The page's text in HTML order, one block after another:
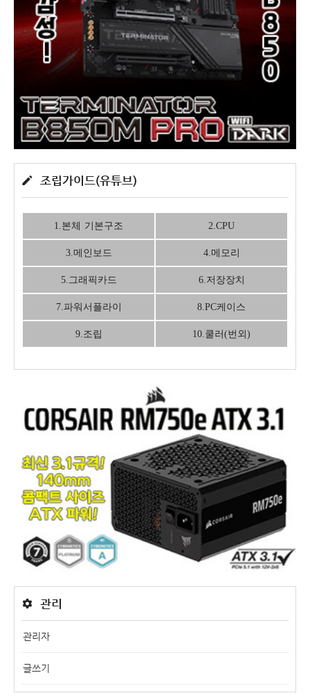
조립가이드(유튜브)
1.본체 기본구조 2.CPU
3.메인보드 4.메모리
5.그래픽카드 6.저장장치
7.파워서플라이 8.PC케이스
9.조립 10.쿨러(번외)
관리
관리자
글쓰기